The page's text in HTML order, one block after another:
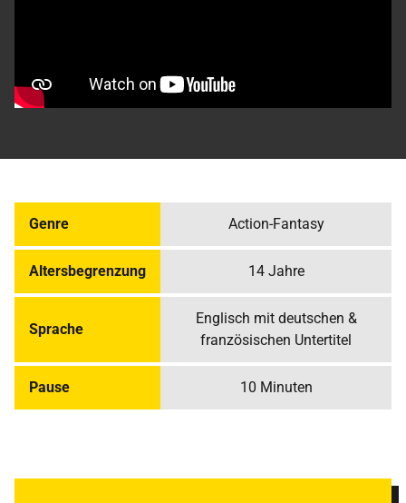
Genre Action-Fantasy
Altersbegrenzung 14 Jahre
Sprache
Englisch mit deutschen &
französischen Untertitel
Pause 10 Minuten